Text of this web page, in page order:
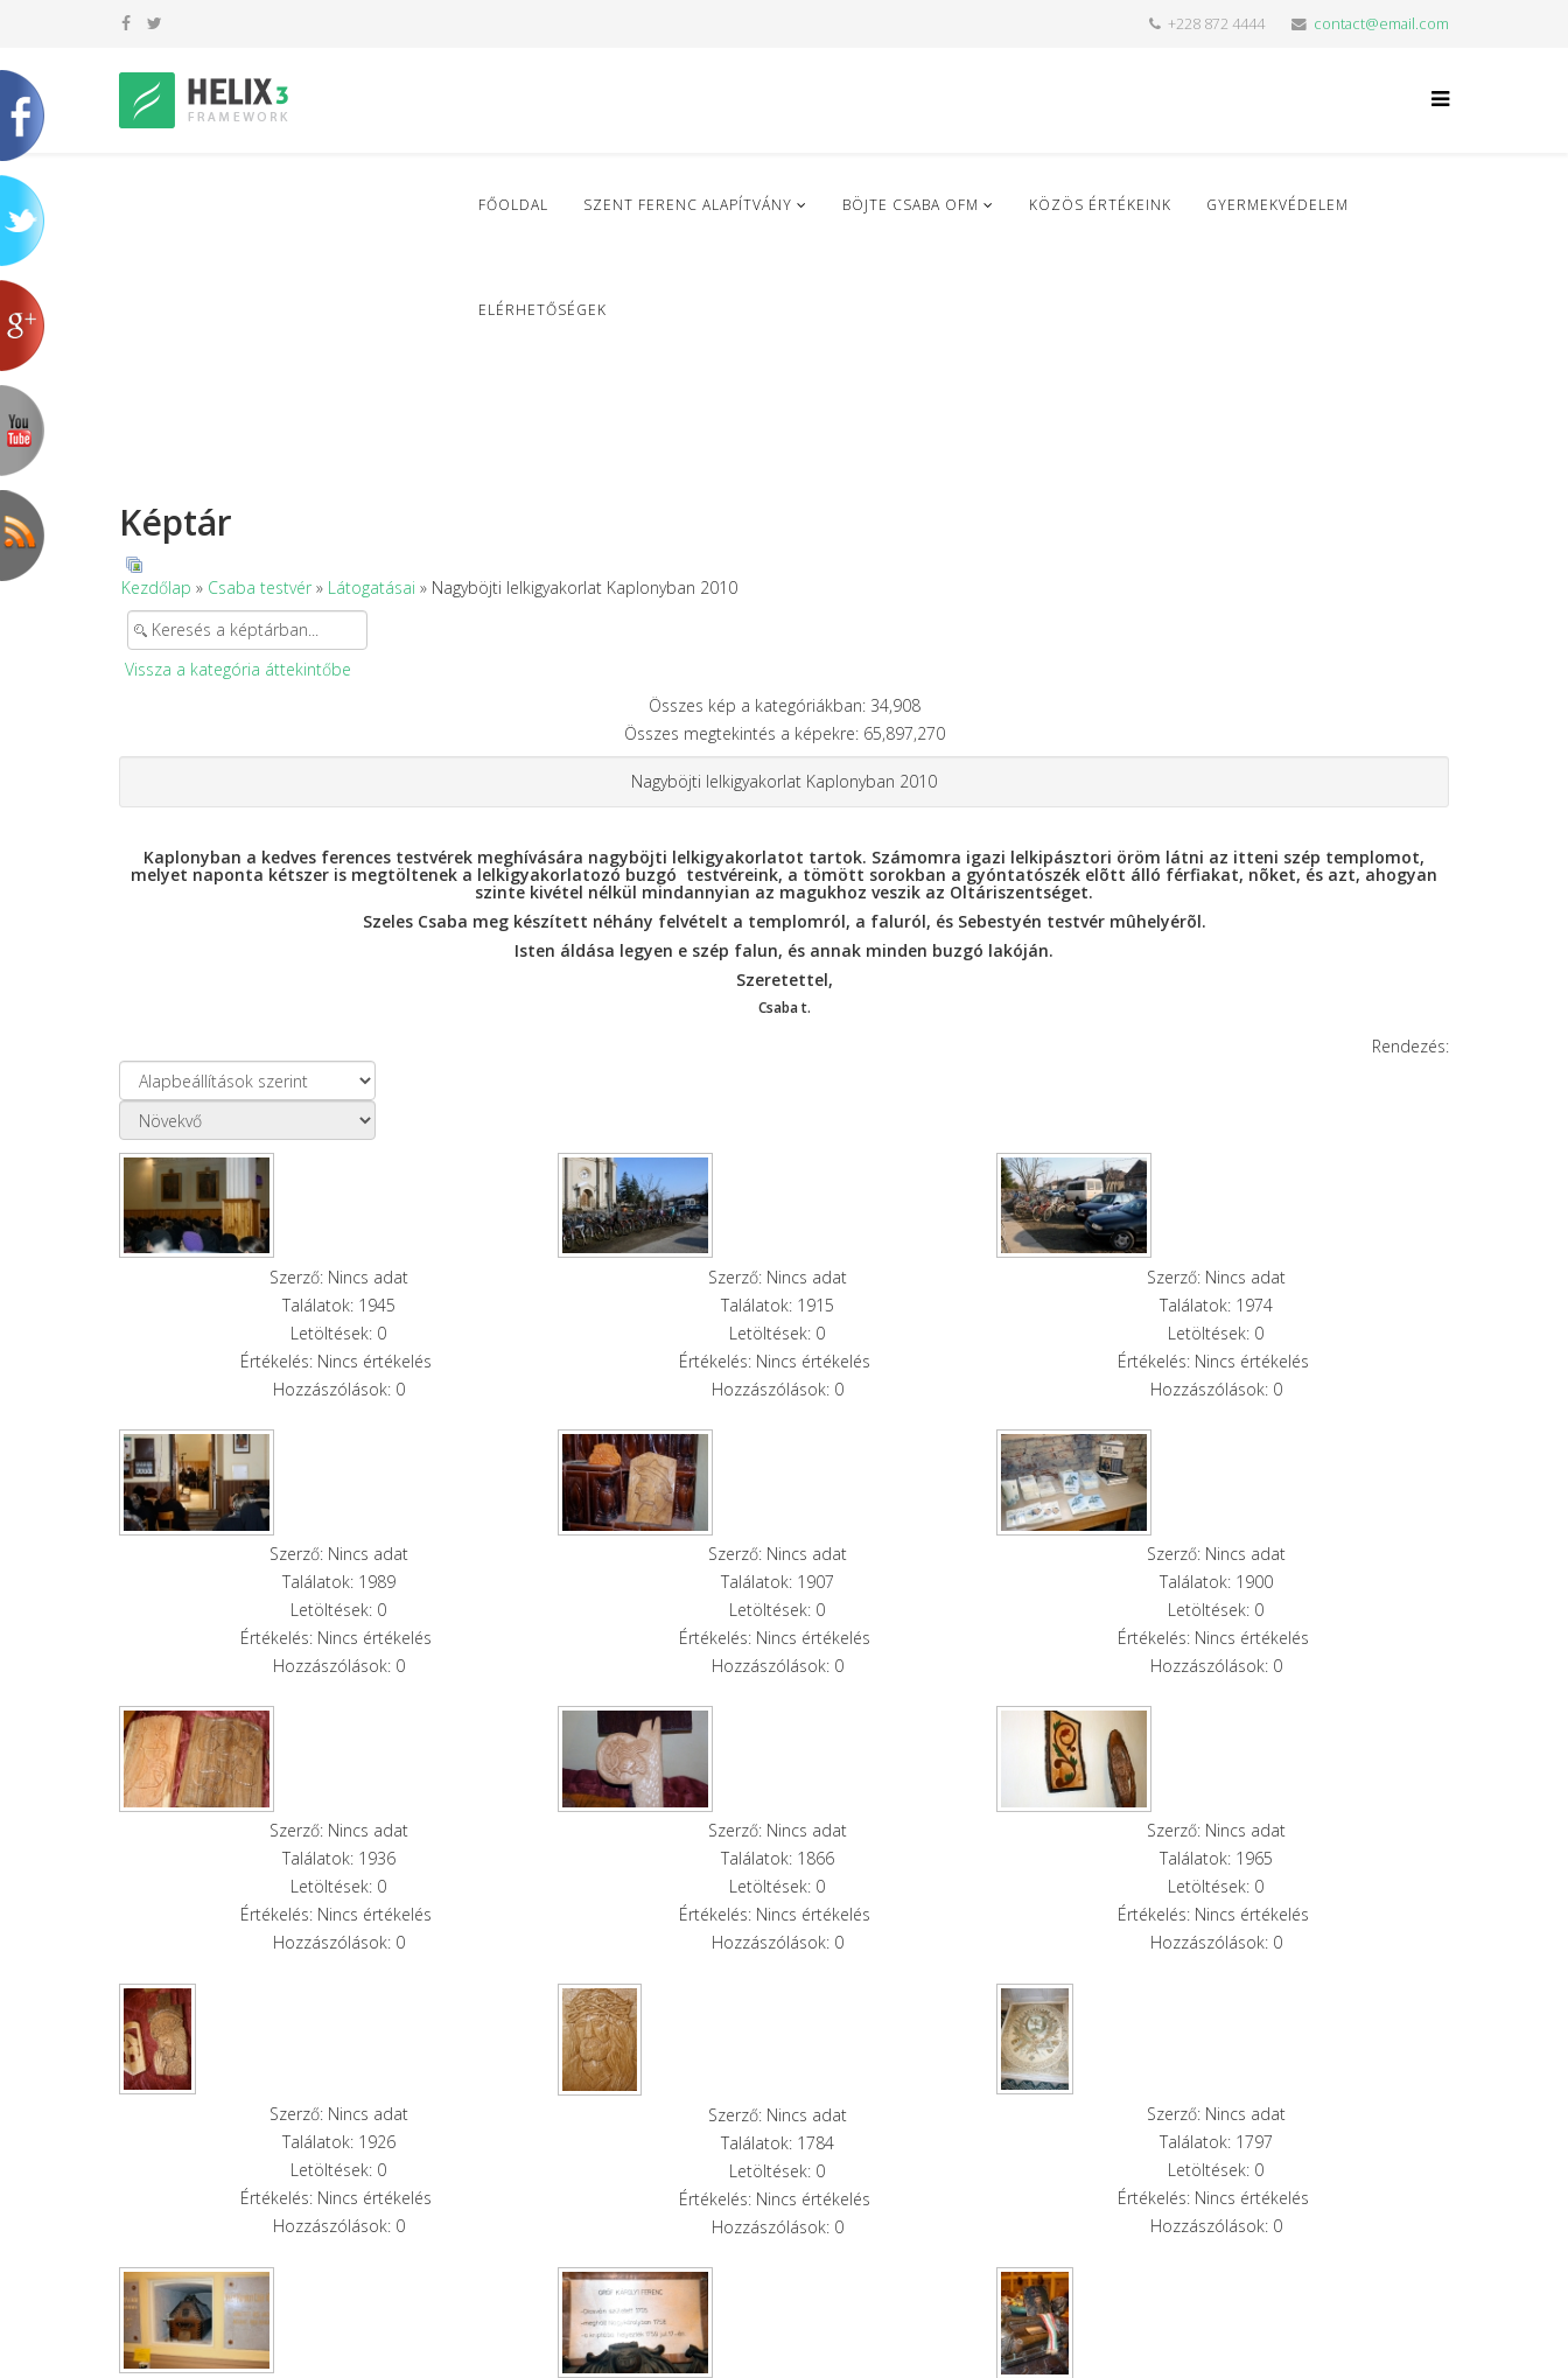
+228 872 4444 contact@email.com
FŐOLDAL SZENT FERENC ALAPÍTVÁNY BÖJTE CSABA OFM KÖZÖS ÉRTÉKEINK GYERMEKVÉDELEM
ELÉRHETŐSÉGEK
Képtár
Kezdőlap » Csaba testvér » Látogatásai » Nagyböjti lelkigyakorlat Kaplonyban 2010
Vissza a kategória áttekintőbe
Összes kép a kategóriákban: 34,908
Összes megtekintés a képekre: 65,897,270
Nagyböjti lelkigyakorlat Kaplonyban 2010
Kaplonyban a kedves ferences testvérek meghívására nagyböjti lelkigyakorlatot tartok. Számomra igazi lelkipásztori öröm látni az itteni szép templomot,
melyet naponta kétszer is megtöltenek a lelkigyakorlatozó buzgó testvéreink, a tömött sorokban a gyóntatószék elõtt álló férfiakat, nõket, és azt, ahogyan
szinte kivétel nélkül mindannyian az magukhoz veszik az Oltáriszentséget.
Szeles Csaba meg készített néhány felvételt a templomról, a faluról, és Sebestyén testvér mûhelyérõl.
Isten áldása legyen e szép falun, és annak minden buzgó lakóján.
Szeretettel,
Csaba t.
Rendezés:
Szerző: Nincs adat
Találatok: 1945
Letöltések: 0
Értékelés: Nincs értékelés
Hozzászólások: 0
Szerző: Nincs adat
Találatok: 1915
Letöltések: 0
Értékelés: Nincs értékelés
Hozzászólások: 0
Szerző: Nincs adat
Találatok: 1974
Letöltések: 0
Értékelés: Nincs értékelés
Hozzászólások: 0
Szerző: Nincs adat
Találatok: 1989
Letöltések: 0
Értékelés: Nincs értékelés
Hozzászólások: 0
Szerző: Nincs adat
Találatok: 1907
Letöltések: 0
Értékelés: Nincs értékelés
Hozzászólások: 0
Szerző: Nincs adat
Találatok: 1900
Letöltések: 0
Értékelés: Nincs értékelés
Hozzászólások: 0
Szerző: Nincs adat
Találatok: 1936
Letöltések: 0
Értékelés: Nincs értékelés
Hozzászólások: 0
Szerző: Nincs adat
Találatok: 1866
Letöltések: 0
Értékelés: Nincs értékelés
Hozzászólások: 0
Szerző: Nincs adat
Találatok: 1965
Letöltések: 0
Értékelés: Nincs értékelés
Hozzászólások: 0
Szerző: Nincs adat
Találatok: 1926
Letöltések: 0
Értékelés: Nincs értékelés
Hozzászólások: 0
Szerző: Nincs adat
Találatok: 1784
Letöltések: 0
Értékelés: Nincs értékelés
Hozzászólások: 0
Szerző: Nincs adat
Találatok: 1797
Letöltések: 0
Értékelés: Nincs értékelés
Hozzászólások: 0